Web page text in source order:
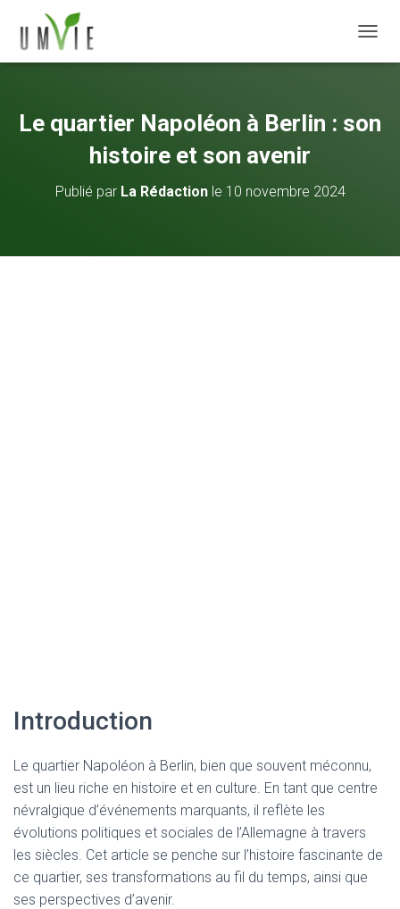
Le quartier Napoléon à Berlin : son
histoire et son avenir
Publié par La Rédactionle 10 novembre 2024
Introduction
Le quartier Napoléon à Berlin, bien que souvent méconnu,
est un lieu riche en histoire et en culture. En tant que centre
névralgique d’événements marquants, il reflète les
évolutions politiques et sociales de l’Allemagne à travers
les siècles. Cet article se penche sur l’histoire fascinante de
ce quartier, ses transformations au fil du temps, ainsi que
ses perspectives d’avenir.